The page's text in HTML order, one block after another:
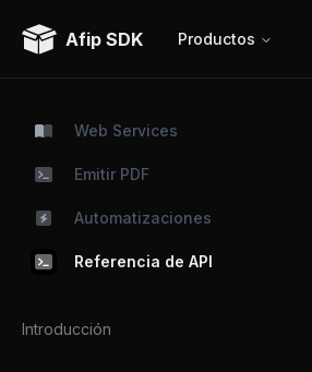
Afip SDK Productos
Web Services
Emitir PDF
Automatizaciones
Referencia de API
Introducción